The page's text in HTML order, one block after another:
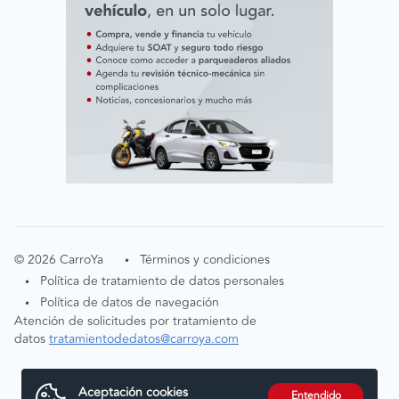
©2026 CarroYa • Términos y condiciones
• Política de tratamiento de datos personales
•
Política de datos de navegación
Atención de solicitudes por tratamiento de
datostratamientodedatos@carroya.com
Aceptación cookies